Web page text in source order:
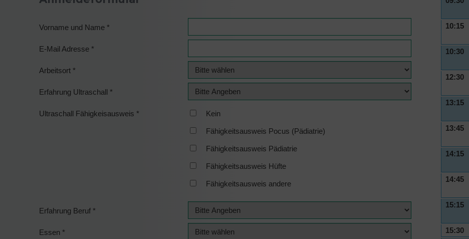
Vorname und Name *
E-Mail Adresse *
Arbeitsort *
Erfahrung Ultraschall *
Ultraschall Fähigkeisausweis * Kein
Fähigkeitsausweis Pocus (Pädiatrie)
Fähigkeitsausweis Pädiatrie
Fähigkeitsausweis Hüfte
Fähigkeitsausweis andere
Erfahrung Beruf *
Essen *
10:15
10:30
12:30
13:15
13:45
14:15
14:45
15:15
15:30